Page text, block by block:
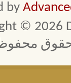
by
© 2026
محفوظة